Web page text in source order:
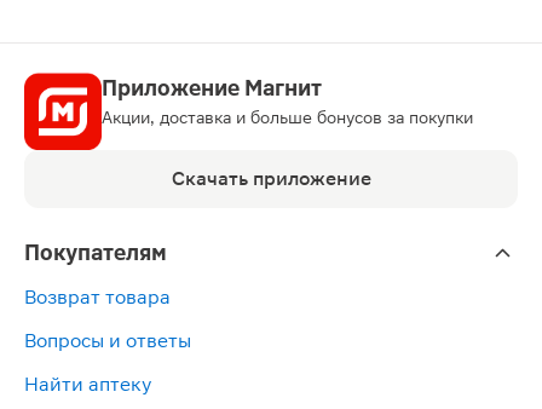
Приложение Магнит
Акции, доставка и больше бонусов за покупки
Скачать приложение
Покупателям
Возврат товара
Вопросы и ответы
Найти аптеку